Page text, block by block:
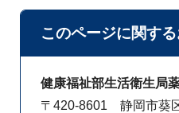
このページに関する
健康福祉部生活衛生局
〒420-8601 静岡市葵